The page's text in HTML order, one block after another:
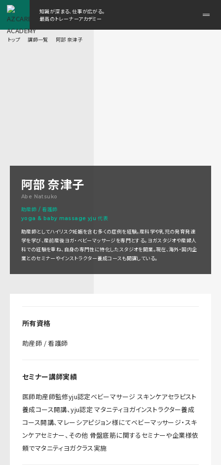
知識が深まる、仕事が広がる。
最高のトレーナーアカデミー
ニ
トップ 講師一覧 阿部 奈津子
阿部 奈津子
Abe Natsuko
助産師 / 看護師
yoga & baby massage yju 代表
助産師としてハイリスク妊娠を含む多くの症例を経験。産科学や乳児の発育発達
学を学び、産前産後ヨガ・ベビーマッサージを専門とする。ヨガスタジオや産婦人
科での経験を重ね、自身の専門性に特化したスタジオを開業。現在、海外・国内企
業とのセミナーやインストラクター養成コースも開講している。
所有資格
助産師 / 看護師
セミナー講師実績
医師助産師監修yju認定ベビーマサージ スキンケアセラピスト
養成コース開講、yju認定 マタニティヨガインストラクター養成
コース開講、マレーシアピジョン様にてベビーマッサージ・スキ
ンケアセミナー、その他 骨盤底筋に関するセミナーや企業様依
頼でマタニティヨガクラス実施